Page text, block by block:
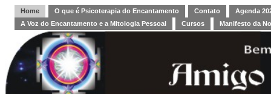
Home O que é Psicoterapia do Encantamento Contato
Agenda
A Voz do Encantamento e a Mitologia Pessoal
Cursos Manifesto da